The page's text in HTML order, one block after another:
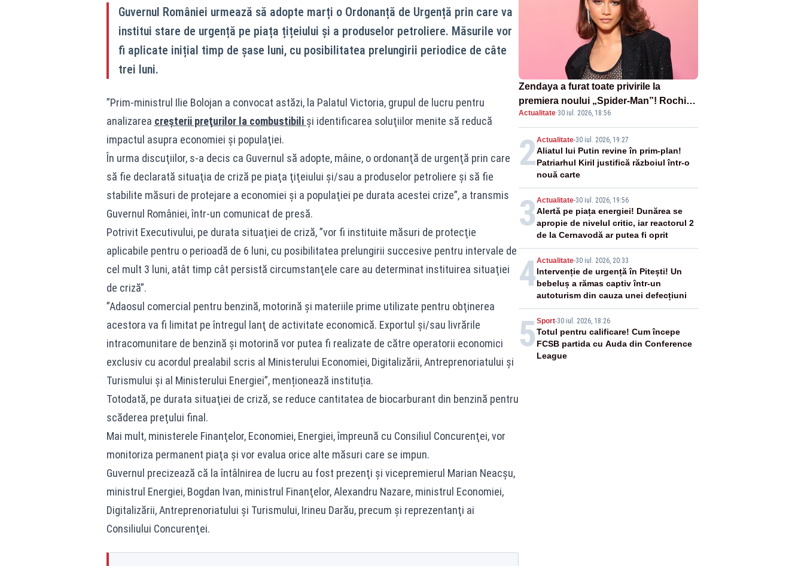
Guvernul României urmează să adopte marți o Ordonanță de Urgență prin care va
institui stare de urgență pe piața țițeiului și a produselor petroliere. Măsurile vor
fi aplicate inițial timp de șase luni, cu posibilitatea prelungirii periodice de câte
trei luni.
”Prim-ministrul Ilie Bolojan a convocat astăzi, la Palatul Victoria, grupul de lucru pentru
analizarea creşterii preţurilor la combustibili şi identificarea soluţiilor menite să reducă
impactul asupra economiei şi populaţiei.
În urma discuţiilor, s-a decis ca Guvernul să adopte, mâine, o ordonanţă de urgenţă prin care
să fie declarată situaţia de criză pe piaţa ţiţeiului şi/sau a produselor petroliere şi să fie
stabilite măsuri de protejare a economiei şi a populaţiei pe durata acestei crize”, a transmis
Guvernul României, într-un comunicat de presă.
Potrivit Executivului, pe durata situaţiei de criză, ”vor fi instituite măsuri de protecţie
aplicabile pentru o perioadă de 6 luni, cu posibilitatea prelungirii succesive pentru intervale de
cel mult 3 luni, atât timp cât persistă circumstanţele care au determinat instituirea situaţiei
de criză”.
”Adaosul comercial pentru benzină, motorină şi materiile prime utilizate pentru obţinerea
acestora va fi limitat pe întregul lanţ de activitate economică. Exportul şi/sau livrările
intracomunitare de benzină şi motorină vor putea fi realizate de către operatorii economici
exclusiv cu acordul prealabil scris al Ministerului Economiei, Digitalizării, Antreprenoriatului şi
Turismului şi al Ministerului Energiei”, menționează instituția.
Totodată, pe durata situaţiei de criză, se reduce cantitatea de biocarburant din benzină pentru
scăderea preţului final.
Mai mult, ministerele Finanţelor, Economiei, Energiei, împreună cu Consiliul Concurenţei, vor
monitoriza permanent piaţa şi vor evalua orice alte măsuri care se impun.
Guvernul precizează că la întâlnirea de lucru au fost prezenţi şi vicepremierul Marian Neacşu,
ministrul Energiei, Bogdan Ivan, ministrul Finanţelor, Alexandru Nazare, ministrul Economiei,
Digitalizării, Antreprenoriatului şi Turismului, Irineu Darău, precum şi reprezentanţi ai
Consiliului Concurenţei.
Zendaya a furat toate privirile la
premiera noului „Spider-Man”! Rochia
inspirată de pânza de păianjen a făcut
senzație
Actualitate·30 iul. 2026, 18:56
2Actualitate-30 iul. 2026, 19:27
Aliatul lui Putin revine în prim-plan!
Patriarhul Kiril justifică războiul într-o
nouă carte
3 Actualitate-30 iul. 2026, 19:56
Alertă pe piața energiei! Dunărea se
apropie de nivelul critic, iar reactorul 2
de la Cernavodă ar putea fi oprit
4Actualitate-30 iul. 2026, 20:33
Intervenție de urgență în Pitești! Un
bebeluș a rămas captiv într-un
autoturism din cauza unei defecțiuni
5 Sport-30 iul. 2026, 18:26
Totul pentru calificare! Cum începe
FCSB partida cu Auda din Conference
League